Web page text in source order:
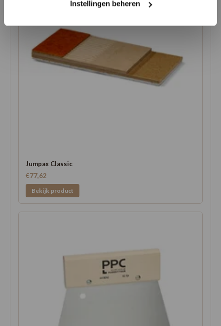
Instellingen beheren
Jumpax Classic
€77,62
Bekijk product